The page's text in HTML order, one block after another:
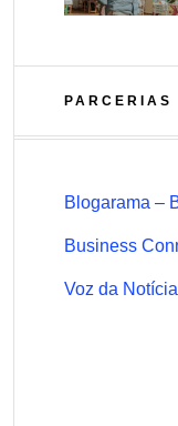
PARCERIAS
Blogarama –
Business
Voz da Notícia